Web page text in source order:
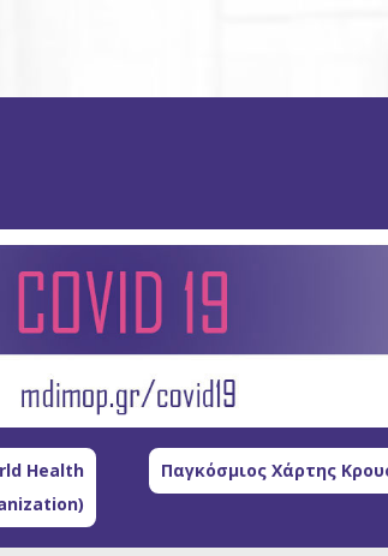
Health
Παγκόσμιος Χάρτης